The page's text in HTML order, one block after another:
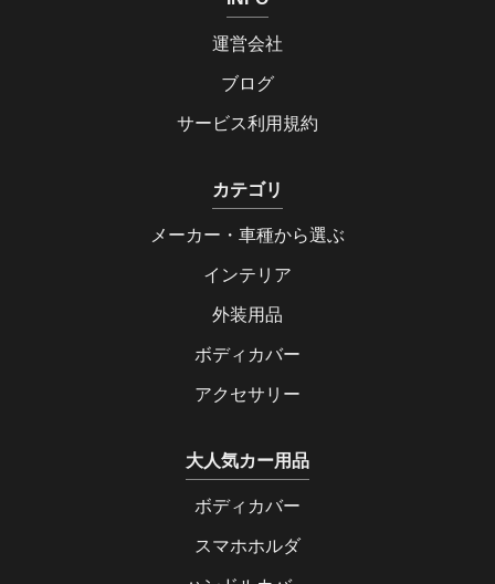
運営会社
ブログ
サービス利用規約
カテゴリ
メーカー・車種から選ぶ
インテリア
外装用品
ボディカバー
アクセサリー
大人気カー用品
ボディカバー
スマホホルダ